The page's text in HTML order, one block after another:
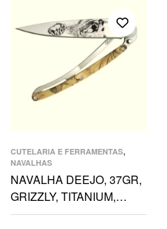
CUTELARIA E FERRAMENTAS,
NAVALHAS
NAVALHA DEEJO, 37GR,
GRIZZLY, TITANIUM,
MADEIRA CAMO